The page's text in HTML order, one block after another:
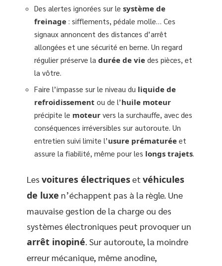
Des alertes ignorées sur le système de
freinage : sifflements, pédale molle… Ces
signaux annoncent des distances d’arrêt
allongées et une sécurité en berne. Un regard
régulier préserve la durée de vie des pièces, et
la vôtre.
Faire l’impasse sur le niveau du liquide de
refroidissement ou de l’huile moteur
précipite le moteur vers la surchauffe, avec des
conséquences irréversibles sur autoroute. Un
entretien suivi limite l’usure prématurée et
assure la fiabilité, même pour les longs trajets.
Les voitures électriqueset véhicules
de luxe n’échappent pas à la règle. Une
mauvaise gestion de la charge ou des
systèmes électroniques peut provoquer un
arrêt inopiné . Sur autoroute, la moindre
erreur mécanique, même anodine,